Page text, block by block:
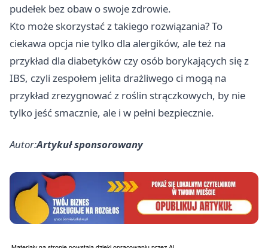
pudełek bez obaw o swoje zdrowie.
Kto może skorzystać z takiego rozwiązania? To
ciekawa opcja nie tylko dla alergików, ale też na
przykład dla diabetyków czy osób borykających się z
IBS, czyli zespołem jelita drażliwego ci mogą na
przykład zrezygnować z roślin strączkowych, by nie
tylko jeść smacznie, ale i w pełni bezpiecznie.
Autor:Artykuł sponsorowany